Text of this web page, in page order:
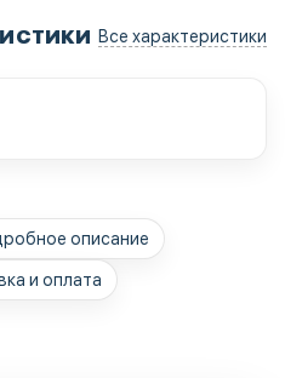
Все характеристики
описание
и оплата